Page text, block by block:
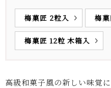
梅菓匠 2粒入 梅
梅菓匠 12粒 木箱入
高級和菓子風の新しい味覚